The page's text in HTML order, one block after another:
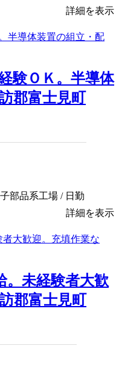
詳細を表示
験ＯＫ。半導体
郡富士見町
部品系工場 / 日勤
詳細を表示
。未経験者大歓
郡富士見町